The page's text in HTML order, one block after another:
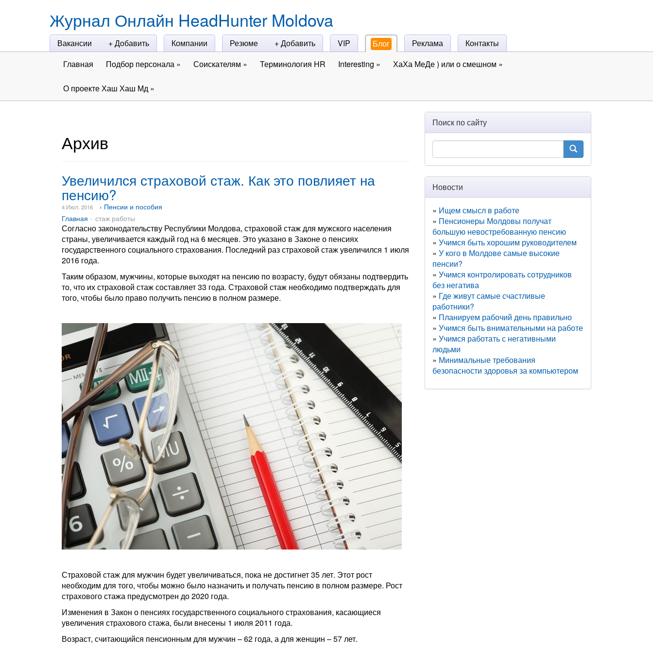
Журнал Онлайн HeadHunter Moldova
Вакансии + Добавить Компании Резюме + Добавить VIP Блог Реклама
Контакты
Главная
Подбор персонала » Соискателям » Терминология HR Interesting » ХаХа МеДе ) или о смешном »
О проекте Хаш Хаш Мд »
Архив
Увеличился страховой стаж. Как это повлияет на
пенсию?
4 Июл. 2016
› Пенсии и пособия
Главная
стаж работы
Согласно законодательству Республики Молдова, страховой стаж для мужского населения
страны, увеличивается каждый год на 6 месяцев. Это указано в Законе о пенсиях
государственного социального страхования. Последний раз страховой стаж увеличился 1 июля
2016 года.
Таким образом, мужчины, которые выходят на пенсию по возрасту, будут обязаны подтвердить
то, что их страховой стаж составляет 33 года. Страховой стаж необходимо подтверждать для
того, чтобы было право получить пенсию в полном размере.
Страховой стаж для мужчин будет увеличиваться, пока не достигнет 35 лет. Этот рост
необходим для того, чтобы можно было назначить и получать пенсию в полном размере. Рост
страхового стажа предусмотрен до 2020 года.
Изменения в Закон о пенсиях государственного социального страхования, касающиеся
увеличения страхового стажа, были внесены 1 июля 2011 года.
Возраст, считающийся пенсионным для мужчин – 62 года, а для женщин – 57 лет.
Поиск по сайту
Новости
Ищем смысл в работе
Пенсионеры Молдовы получат
большую невостребованную пенсию
Учимся быть хорошим руководителем
У кого в Молдове самые высокие
пенсии?
Учимся контролировать сотрудников
без негатива
Где живут самые счастливые
работники?
Планируем рабочий день правильно
Учимся быть внимательными на работе
Учимся работать с негативными
людьми
Минимальные требования
безопасности здоровья за компьютером